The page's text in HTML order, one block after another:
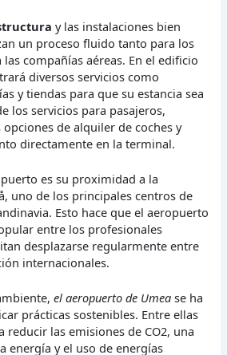
y las instalaciones bien
un proceso fluido tanto para los
compañías aéreas. En el edificio
diversos servicios como
y tiendas para que su estancia sea
los servicios para pasajeros,
de alquiler de coches y
directamente en la terminal.
es su proximidad a la
uno de los principales centros de
Esto hace que el aeropuerto
entre los profesionales
desplazarse regularmente entre
internacionales.
el aeropuerto de Umea se ha
prácticas sostenibles. Entre ellas
reducir las emisiones de CO2, una
energía y el uso de energías